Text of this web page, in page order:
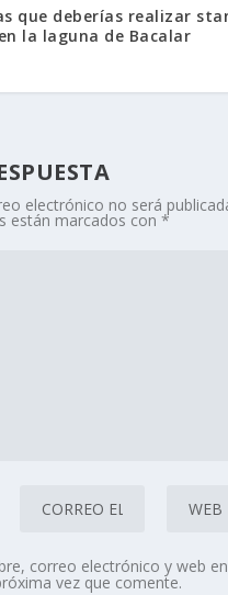
que deberías realizar
la laguna de Bacalar
electrónico no será
están marcados con*
correo electrónico y web
vez que comente.